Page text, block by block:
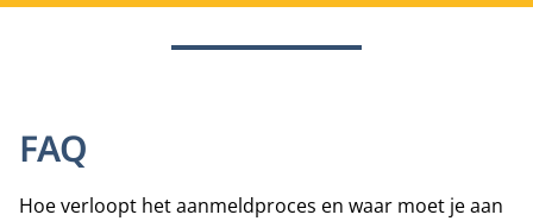
FAQ
Hoe verloopt het aanmeldproces en waar moet je aan